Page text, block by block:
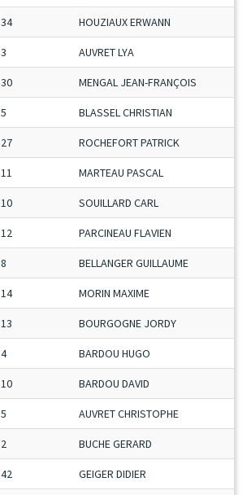
34 HOUZIAUX ERWANN
3 AUVRET LYA
30 MENGAL JEAN-FRANÇOIS
5 BLASSEL CHRISTIAN
27 ROCHEFORT PATRICK
11 MARTEAU PASCAL
10 SOUILLARD CARL
12 PARCINEAU FLAVIEN
8 BELLANGER GUILLAUME
14 MORIN MAXIME
13 BOURGOGNE JORDY
4 BARDOU HUGO
10 BARDOU DAVID
5 AUVRET CHRISTOPHE
2 BUCHE GERARD
42 GEIGER DIDIER